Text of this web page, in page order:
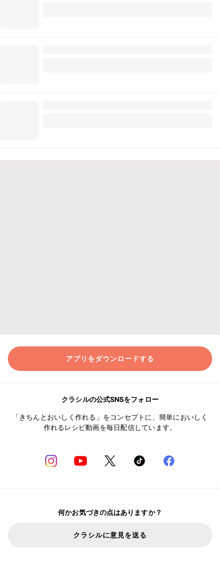
アプリをダウンロードする
クラシルの公式SNSをフォロー
「きちんとおいしく作れる」をコンセプトに、簡単においしく
作れるレシピ動画を毎日配信しています。
何かお気づきの点はありますか？
クラシルに意見を送る